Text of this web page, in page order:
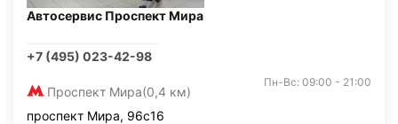
Автосервис Проспект Мира
+7 (495) 023-42-98
Проспект Мира(0,4 км)
Пн-Вс: 09:00 - 21:00
проспект Мира, 96с16